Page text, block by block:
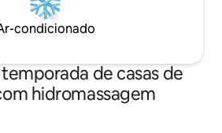
condicionado
de casas de
hidromassagem